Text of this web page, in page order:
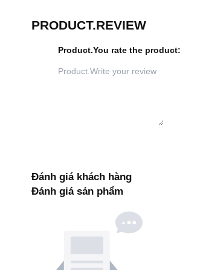
PRODUCT.REVIEW
Product.You rate the product:
Đánh giá khách hàng
Đánh giá sản phẩm